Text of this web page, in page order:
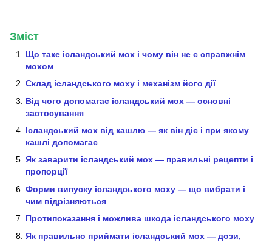
Зміст
Що таке ісландський мох і чому він не є справжнім
мохом
Склад ісландського моху і механізм його дії
Від чого допомагає ісландський мох — основні
застосування
Ісландський мох від кашлю — як він діє і при якому
кашлі допомагає
Як заварити ісландський мох — правильні рецепти і
пропорції
Форми випуску ісландського моху — що вибрати і
чим відрізняються
Протипоказання і можлива шкода ісландського моху
Як правильно приймати ісландський мох — дози,